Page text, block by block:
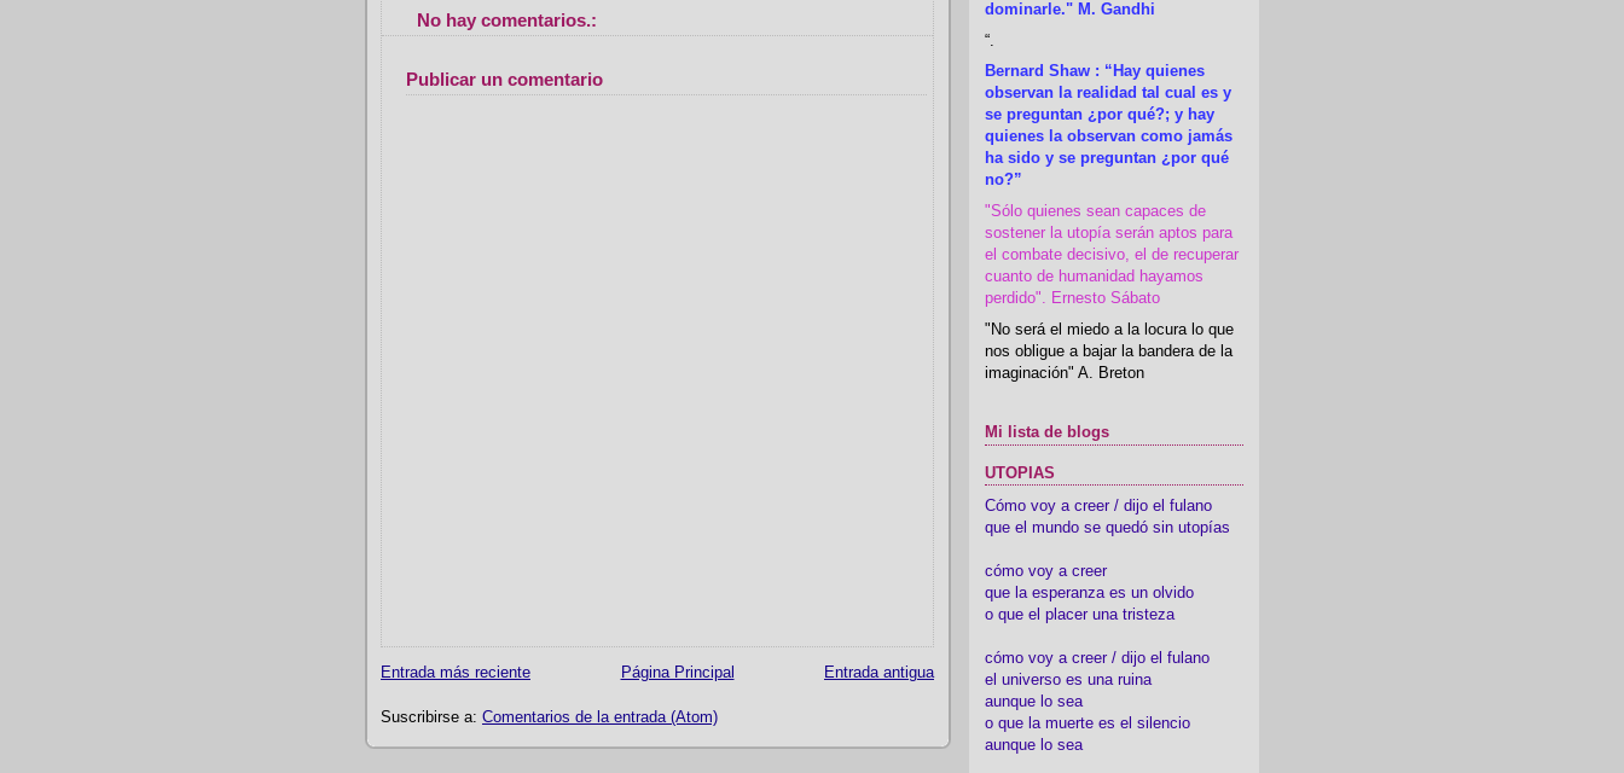
No hay comentarios.:
Publicar un comentario
Entrada más reciente Entrada antigua
Página Principal
Suscribirse a: Comentarios de la entrada (Atom)
dominarle." M. Gandhi
“.
Bernard Shaw : “Hay quienes
observan la realidad tal cual es y
se preguntan ¿por qué?; y hay
quienes la observan como jamás
ha sido y se preguntan ¿por qué
no?”
"Sólo quienes sean capaces de
sostener la utopía serán aptos para
el combate decisivo, el de recuperar
cuanto de humanidad hayamos
perdido". Ernesto Sábato
"No será el miedo a la locura lo que
nos obligue a bajar la bandera de la
imaginación" A. Breton
Mi lista de blogs
UTOPIAS
Cómo voy a creer / dijo el fulano
que el mundo se quedó sin utopías
cómo voy a creer
que la esperanza es un olvido
o que el placer una tristeza
cómo voy a creer / dijo el fulano
el universo es una ruina
aunque lo sea
o que la muerte es el silencio
aunque lo sea